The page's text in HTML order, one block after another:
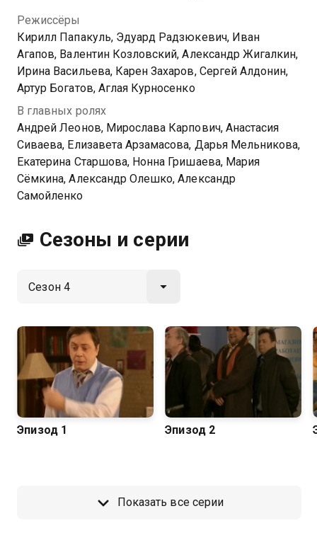
Посмотреть онлайн 4 сезон сериала Папины дочки
вы можете совершенно бесплатно в хорошем HD
качестве на Казахтелеком
Режиссёры
Кирилл Папакуль, Эдуард Радзюкевич, Иван
Агапов, Валентин Козловский, Александр Жигалкин,
Ирина Васильева, Карен Захаров, Сергей Алдонин,
Артур Богатов, Аглая Курносенко
В главных ролях
Андрей Леонов, Мирослава Карпович, Анастасия
Сиваева, Елизавета Арзамасова, Дарья Мельникова,
Екатерина Старшова, Нонна Гришаева, Мария
Сёмкина, Александр Олешко, Александр
Самойленко
Сезоны и серии
Эпизод 1 Эпизод 2
Показать все серии